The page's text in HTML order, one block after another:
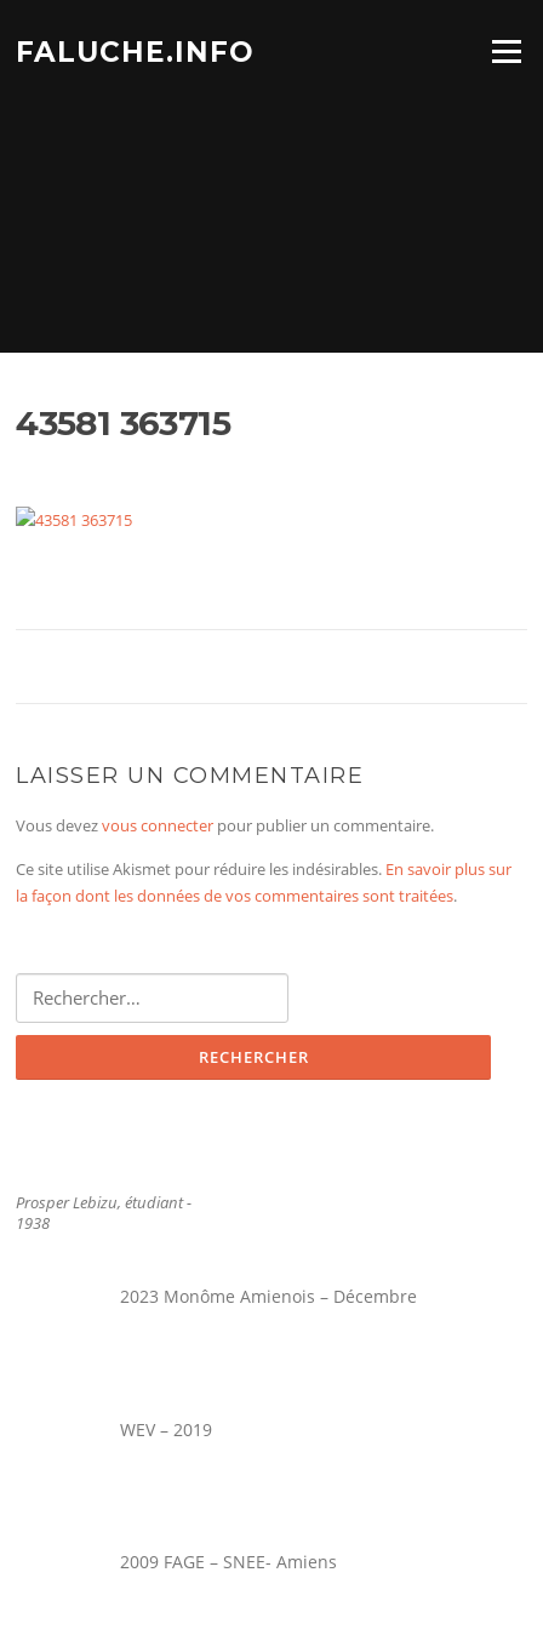
contenu
FALUCHE.INFO Menu
43581 363715
LAISSER UN COMMENTAIRE
Vous devezvous connecter pour publier un commentaire.
Ce site utilise Akismet pour réduire les indésirables. En savoir plus sur
la façon dont les données de vos commentaires sont traitées.
Rechercher :
Prosper Lebizu, étudiant -
1938
2023 Monôme Amienois – Décembre
WEV – 2019
2009 FAGE – SNEE- Amiens